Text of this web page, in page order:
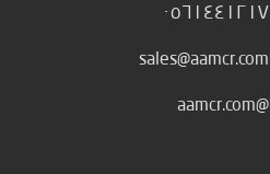
٠٥٦١٤٤١٢١٧
sales@aamcr.com
@aamcr.com